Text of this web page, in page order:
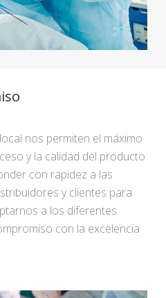
nos permiten el máximo
y la calidad del producto
con rapidez a las
y clientes para
a los diferentes
con la excelencia